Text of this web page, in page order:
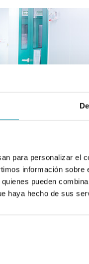
para personalizar el
información
pueden
haya hecho de sus
la newsletter